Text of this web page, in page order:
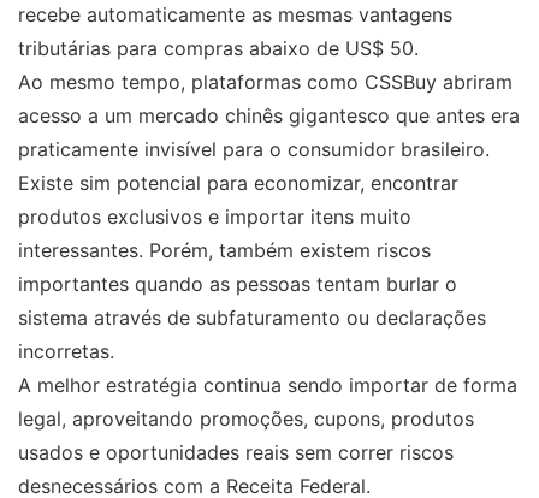
recebe automaticamente as mesmas vantagens
tributárias para compras abaixo de US$ 50.
Ao mesmo tempo, plataformas como CSSBuy abriram
acesso a um mercado chinês gigantesco que antes era
praticamente invisível para o consumidor brasileiro.
Existe sim potencial para economizar, encontrar
produtos exclusivos e importar itens muito
interessantes. Porém, também existem riscos
importantes quando as pessoas tentam burlar o
sistema através de subfaturamento ou declarações
incorretas.
A melhor estratégia continua sendo importar de forma
legal, aproveitando promoções, cupons, produtos
usados e oportunidades reais sem correr riscos
desnecessários com a Receita Federal.